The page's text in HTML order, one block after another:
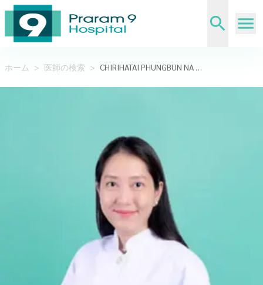
ホーム > 医師の検索 > CHIRIHATAI PHUNGBUN NA AYUDHYA,DDS